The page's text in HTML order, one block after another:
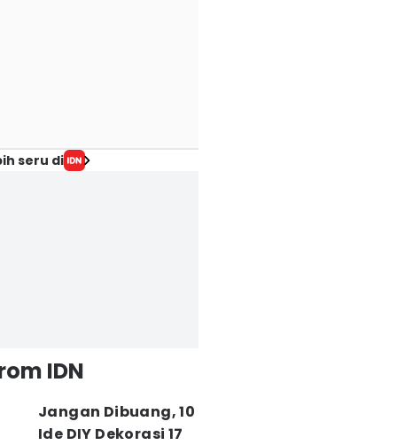
seru di
IDN
Jangan Dibuang, 10
Ide DIY Dekorasi 17